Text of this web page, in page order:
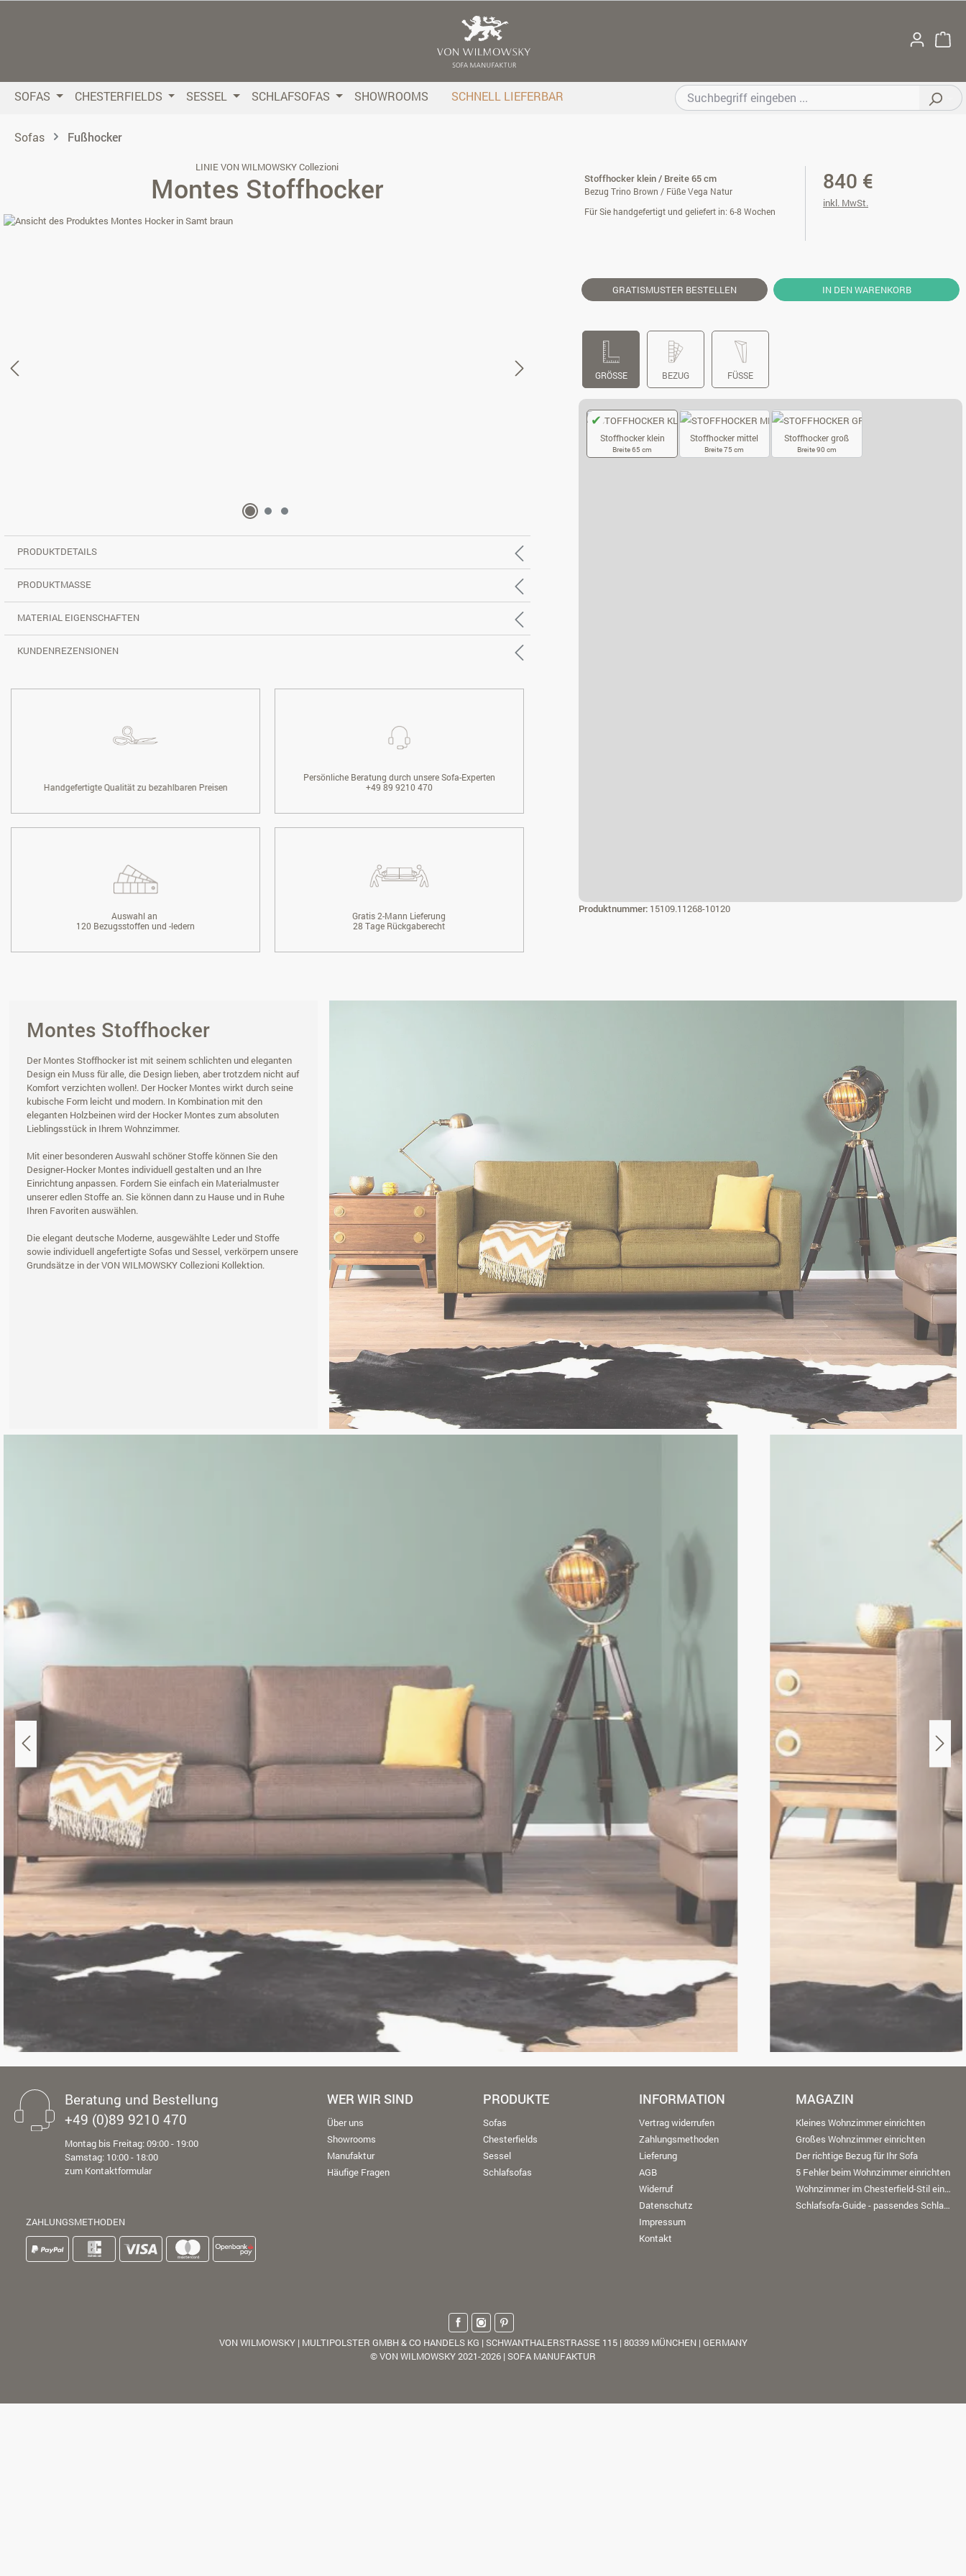
SOFAS CHESTERFIELDS SESSEL SCHLAFSOFAS SHOWROOMS SCHNELL LIEFERBAR
Sofas Fußhocker
LINIE VON WILMOWSKY Collezioni
Montes Stoffhocker
Bildergalerie überspringen
Stoffhocker klein / Breite 65 cm
Bezug Trino Brown / Füße Vega Natur
Für Sie handgefertigt und geliefert in: 6-8 Wochen
840 €
inkl. MwSt.
GRATISMUSTER BESTELLEN IN DEN WARENKORB
GRÖSSE BEZUG FÜSSE
Stoffhocker klein
Breite 65 cm
Stoffhocker mittel
Breite 75 cm
Stoffhocker groß
Breite 90 cm
Produktnummer: 15109.11268-10120
PRODUKTDETAILS
PRODUKTMASSE
MATERIAL EIGENSCHAFTEN
KUNDENREZENSIONEN
Handgefertigte Qualität zu bezahlbaren Preisen
Persönliche Beratung durch unsere Sofa-Experten
+49 89 9210 470
Auswahl an
120 Bezugsstoffen und -ledern
Gratis 2-Mann Lieferung
28 Tage Rückgaberecht
Montes Stoffhocker
Der Montes Stoffhocker ist mit seinem schlichten und eleganten
Design ein Muss für alle, die Design lieben, aber trotzdem nicht auf
Komfort verzichten wollen!. Der Hocker Montes wirkt durch seine
kubische Form leicht und modern. In Kombination mit den
eleganten Holzbeinen wird der Hocker Montes zum absoluten
Lieblingsstück in Ihrem Wohnzimmer.
Mit einer besonderen Auswahl schöner Stoffe können Sie den
Designer-Hocker Montes individuell gestalten und an Ihre
Einrichtung anpassen. Fordern Sie einfach ein Materialmuster
unserer edlen Stoffe an. Sie können dann zu Hause und in Ruhe
Ihren Favoriten auswählen.
Die elegant deutsche Moderne, ausgewählte Leder und Stoffe
sowie individuell angefertigte Sofas und Sessel, verkörpern unsere
Grundsätze in der VON WILMOWSKY Collezioni Kollektion.
Beratung und Bestellung
+49 (0)89 9210 470
Montag bis Freitag: 09:00 - 19:00
Samstag: 10:00 - 18:00
zum Kontaktformular
ZAHLUNGSMETHODEN
WER WIR SIND
Über uns
Showrooms
Manufaktur
Häufige Fragen
PRODUKTE
Sofas
Chesterfields
Sessel
Schlafsofas
INFORMATION
Vertrag widerrufen
Zahlungsmethoden
Lieferung
AGB
Widerruf
Datenschutz
Impressum
Kontakt
MAGAZIN
Kleines Wohnzimmer einrichten
Großes Wohnzimmer einrichten
Der richtige Bezug für Ihr Sofa
5 Fehler beim Wohnzimmer einrichten
Wohnzimmer im Chesterfield-Stil einrichten
Schlafsofa-Guide - passendes Schlafsofa finden
VON WILMOWSKY | MULTIPOLSTER GMBH & CO HANDELS KG | SCHWANTHALERSTRASSE 115 | 80339 MÜNCHEN | GERMANY
© VON WILMOWSKY 2021-2026 | SOFA MANUFAKTUR